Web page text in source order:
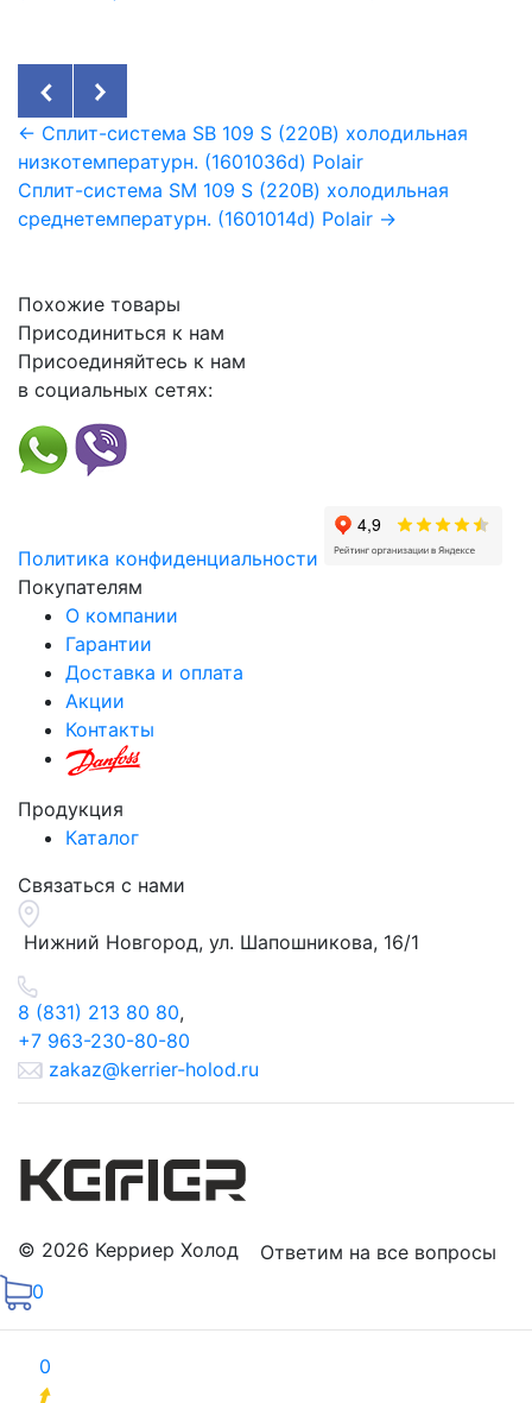
← Сплит-система SB 109 S (220В) холодильная
низкотемпературн. (1601036d) Polair
Сплит-система SM 109 S (220В) холодильная
среднетемпературн. (1601014d) Polair →
Похожие товары
Присодиниться к нам
Присоединяйтесь к нам
в социальных сетях:
Политика конфиденциальности
Покупателям
О компании
Гарантии
Доставка и оплата
Акции
Контакты
Продукция
Каталог
Связаться с нами
Нижний Новгород, ул. Шапошникова, 16/1
8 (831) 213 80 80,
+7 963-230-80-80
zakaz@kerrier-holod.ru
© 2026 Керриер Холод
Ответим на все вопросы
0
0